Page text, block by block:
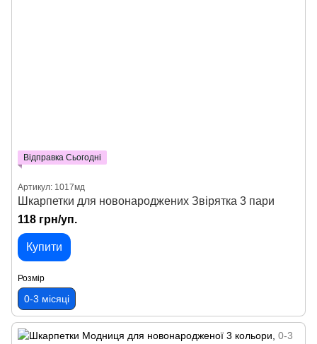
Відправка Сьогодні
Артикул: 1017мд
Шкарпетки для новонароджених Звірятка 3 пари
118 грн/уп.
Купити
Розмір
0-3 місяці